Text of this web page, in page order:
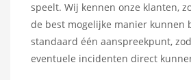
speelt. Wij kennen onze klanten,
de best mogelijke manier kunnen
standaard één aanspreekpunt,
eventuele incidenten direct